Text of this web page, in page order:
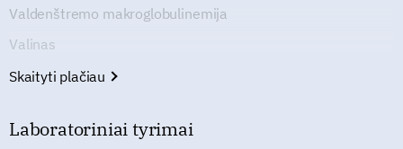
Valdenštremo makroglobulinemija
Valinas
Skaityti plačiau
Laboratoriniai tyrimai